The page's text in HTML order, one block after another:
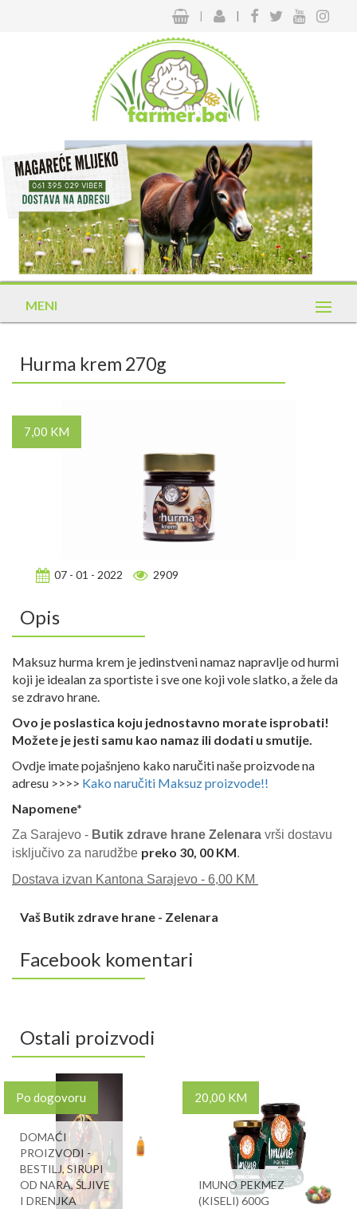
| |
MENI
Hurma krem 270g
7,00 KM
07 - 01 - 2022 2909
Opis
Maksuz hurma krem je jedinstveni namaz napravlje od hurmi
koji je idealan za sportiste i sve one koji vole slatko, a žele da
se zdravo hrane.
Ovo je poslastica koju jednostavno morate isprobati!
Možete je jesti samu kao namaz ili dodati u smutije.
Ovdje imate pojašnjeno kako naručiti naše proizvode na
adresu >>>> Kako naručiti Maksuz proizvode!!
Napomene*
Za Sarajevo - Butik zdrave hrane Zelenara vrši dostavu
isključivo za narudžbe preko 30, 00 KM.
Dostava izvan Kantona Sarajevo - 6,00 KM
Vaš Butik zdrave hrane - Zelenara
Facebook komentari
Ostali proizvodi
Po dogovoru
DOMAĆI
PROIZVODI -
BESTILJ, SIRUPI
OD NARA, ŠLJIVE
I DRENJKA
20,00 KM
IMUNO PEKMEZ
(KISELI) 600G